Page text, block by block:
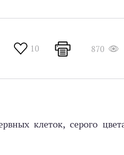
10 870
клеток, серого